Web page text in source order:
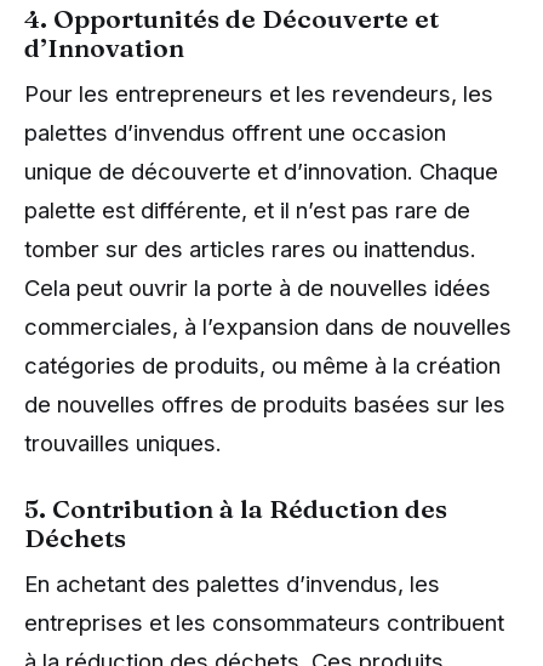
4. Opportunités de Découverte et
d’Innovation
Pour les entrepreneurs et les revendeurs, les
palettes d’invendus offrent une occasion
unique de découverte et d’innovation. Chaque
palette est différente, et il n’est pas rare de
tomber sur des articles rares ou inattendus.
Cela peut ouvrir la porte à de nouvelles idées
commerciales, à l’expansion dans de nouvelles
catégories de produits, ou même à la création
de nouvelles offres de produits basées sur les
trouvailles uniques.
5. Contribution à la Réduction des
Déchets
En achetant des palettes d’invendus, les
entreprises et les consommateurs contribuent